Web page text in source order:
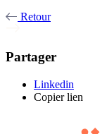
Retour
Partager
Linkedin
Copier lien